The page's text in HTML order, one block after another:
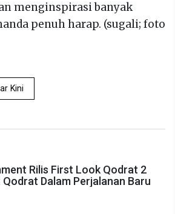
menginspirasi banyak
penuh harap. (sugali; foto
Kini
Rilis First Look Qodrat 2
Dalam Perjalanan Baru